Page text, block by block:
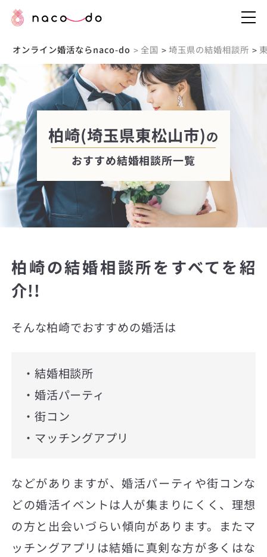
オンライン婚活ならnaco-do > 全国 > 埼玉県の結婚相談所 >
柏崎(埼玉県東松山市)の
おすすめ結婚相談所一覧
柏崎の結婚相談所をすべてを紹
介!!
そんな柏崎でおすすめの婚活は
・結婚相談所
・婚活パーティ
・街コン
・マッチングアプリ
などがありますが、婚活パーティや街コンな
どの婚活イベントは人が集まりにくく、理想
の方と出会いづらい傾向があります。またマ
ッチングアプリは結婚に真剣な方が多くはな